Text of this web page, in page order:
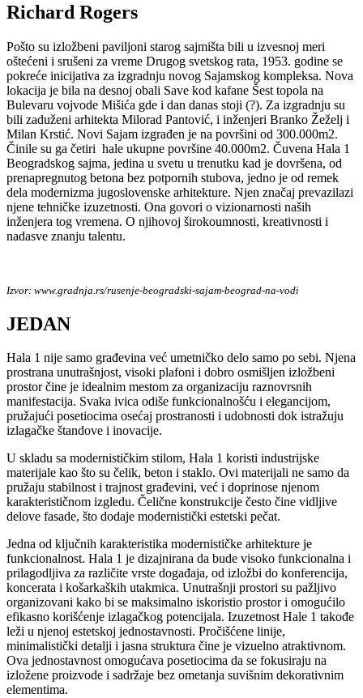
Richard Rogers
Pošto su izložbeni paviljoni starog sajmišta bili u izvesnoj meri
oštećeni i srušeni za vreme Drugog svetskog rata, 1953. godine se
pokreće inicijativa za izgradnju novog Sajamskog kompleksa. Nova
lokacija je bila na desnoj obali Save kod kafane Šest topola na
Bulevaru vojvode Mišića gde i dan danas stoji (?). Za izgradnju su
bili zaduženi arhitekta Milorad Pantović, i inženjeri Branko Žeželj i
Milan Krstić. Novi Sajam izgrađen je na površini od 300.000m2.
Činile su ga četiri hale ukupne površine 40.000m2. Čuvena Hala 1
Beogradskog sajma, jedina u svetu u trenutku kad je dovršena, od
prenapregnutog betona bez potpornih stubova, jedno je od remek
dela modernizma jugoslovenske arhitekture. Njen značaj prevazilazi
njene tehničke izuzetnosti. Ona govori o vizionarnosti naših
inženjera tog vremena. O njihovoj širokoumnosti, kreativnosti i
nadasve znanju talentu.
Izvor: www.gradnja.rs/rusenje-beogradski-sajam-beograd-na-vodi
JEDAN
Hala 1 nije samo građevina već umetničko delo samo po sebi. Njena
prostrana unutrašnjost, visoki plafoni i dobro osmišljen izložbeni
prostor čine je idealnim mestom za organizaciju raznovrsnih
manifestacija. Svaka ivica odiše funkcionalnošću i elegancijom,
pružajući posetiocima osećaj prostranosti i udobnosti dok istražuju
izlagačke štandove i inovacije.
U skladu sa modernističkim stilom, Hala 1 koristi industrijske
materijale kao što su čelik, beton i staklo. Ovi materijali ne samo da
pružaju stabilnost i trajnost građevini, već i doprinose njenom
karakterističnom izgledu. Čelične konstrukcije često čine vidljive
delove fasade, što dodaje modernistički estetski pečat.
Jedna od ključnih karakteristika modernističke arhitekture je
funkcionalnost. Hala 1 je dizajnirana da bude visoko funkcionalna i
prilagodljiva za različite vrste događaja, od izložbi do konferencija,
koncerata i košarkaških utakmica. Unutrašnji prostori su pažljivo
organizovani kako bi se maksimalno iskoristio prostor i omogućilo
efikasno korišćenje izlagačkog potencijala. Izuzetnost Hale 1 takođe
leži u njenoj estetskoj jednostavnosti. Pročišćene linije,
minimalistički detalji i jasna struktura čine je vizuelno atraktivnom.
Ova jednostavnost omogućava posetiocima da se fokusiraju na
izložene proizvode i sadržaje bez ometanja suvišnim dekorativnim
elementima.